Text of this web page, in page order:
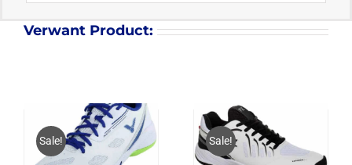
Verwant Product:
Sale! Sale!